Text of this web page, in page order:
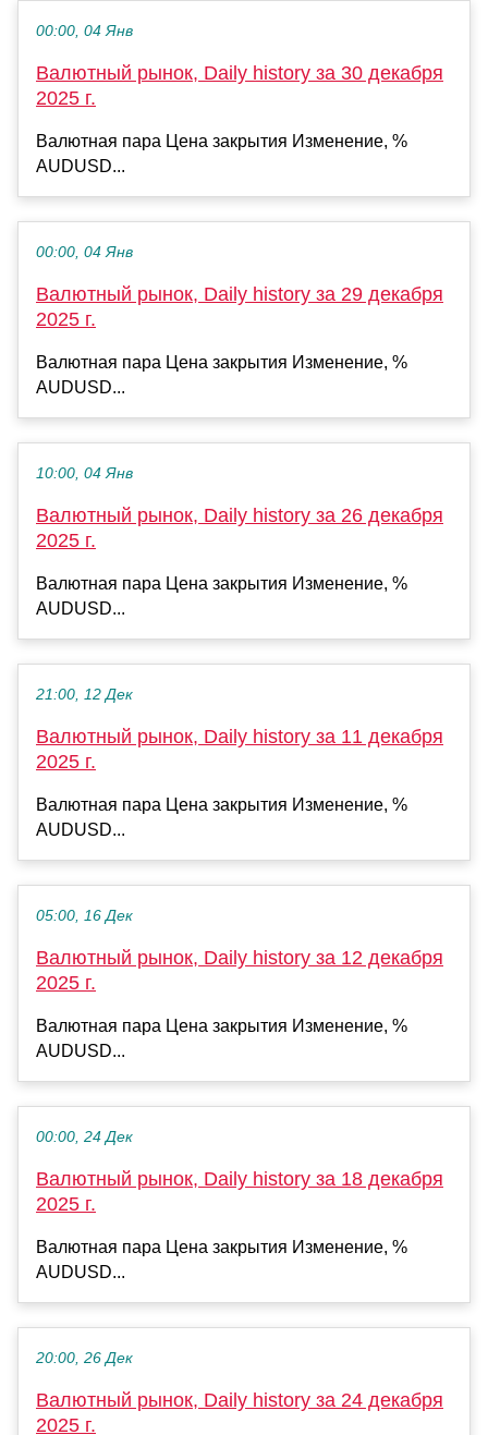
00:00, 04 Янв
Валютный рынок, Daily history за 30 декабря
2025 г.
Валютная пара Цена закрытия Изменение, %
AUDUSD...
00:00, 04 Янв
Валютный рынок, Daily history за 29 декабря
2025 г.
Валютная пара Цена закрытия Изменение, %
AUDUSD...
10:00, 04 Янв
Валютный рынок, Daily history за 26 декабря
2025 г.
Валютная пара Цена закрытия Изменение, %
AUDUSD...
21:00, 12 Дек
Валютный рынок, Daily history за 11 декабря
2025 г.
Валютная пара Цена закрытия Изменение, %
AUDUSD...
05:00, 16 Дек
Валютный рынок, Daily history за 12 декабря
2025 г.
Валютная пара Цена закрытия Изменение, %
AUDUSD...
00:00, 24 Дек
Валютный рынок, Daily history за 18 декабря
2025 г.
Валютная пара Цена закрытия Изменение, %
AUDUSD...
20:00, 26 Дек
Валютный рынок, Daily history за 24 декабря
2025 г.